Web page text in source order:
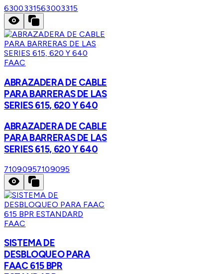
6300331563003315
FAAC
ABRAZADERA DE CABLE
PARA BARRERAS DE LAS
SERIES 615, 620 Y 640
ABRAZADERA DE CABLE
PARA BARRERAS DE LAS
SERIES 615, 620 Y 640
71090957109095
FAAC
SISTEMA DE
DESBLOQUEO PARA
FAAC 615 BPR